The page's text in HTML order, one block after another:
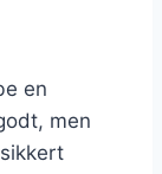
en
men